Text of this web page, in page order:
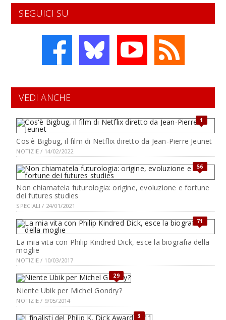
SEGUICI SU
VEDI ANCHE
1
Cos'è Bigbug, il film di Netflix diretto da Jean-Pierre Jeunet
NOTIZIE / 14/02/2022
56
Non chiamatela futurologia: origine, evoluzione e fortune
dei futures studies
SPECIALI / 24/01/2021
71
La mia vita con Philip Kindred Dick, esce la biografia della
moglie
NOTIZIE / 10/03/2017
29
Niente Ubik per Michel Gondry?
NOTIZIE / 9/05/2014
3